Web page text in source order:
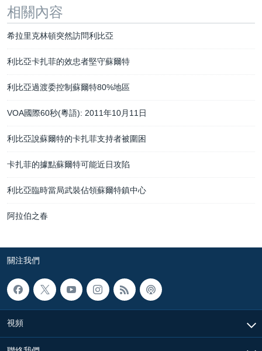
美國透視
建國史話
其他語言網站
相關內容
希拉里克林頓突然訪問利比亞
利比亞卡扎菲的效忠者堅守蘇爾特
利比亞過渡委控制蘇爾特80%地區
VOA國際60秒(粵語): 2011年10月11日
利比亞說蘇爾特的卡扎菲支持者被圍困
卡扎菲的據點蘇爾特可能近日攻陷
利比亞臨時當局武裝佔領蘇爾特鎮中心
阿拉伯之春
關注我們
視頻